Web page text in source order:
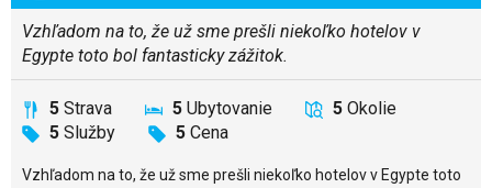
Vzhľadom na to, že už sme prešli niekoľko hotelov v
Egypte toto bol fantasticky zážitok.
5 Strava 5 Ubytovanie 5 Okolie
5 Služby 5 Cena
Vzhľadom na to, že už sme prešli niekoľko hotelov v Egypte toto